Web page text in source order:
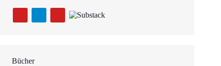
Bücher